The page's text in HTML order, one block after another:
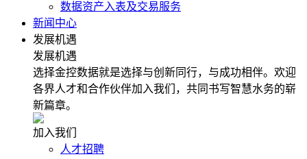
数据资产入表及交易服务
新闻中心
发展机遇
发展机遇
选择金控数据就是选择与创新同行，与成功相伴。欢迎
各界人才和合作伙伴加入我们，共同书写智慧水务的崭
新篇章。
加入我们
人才招聘